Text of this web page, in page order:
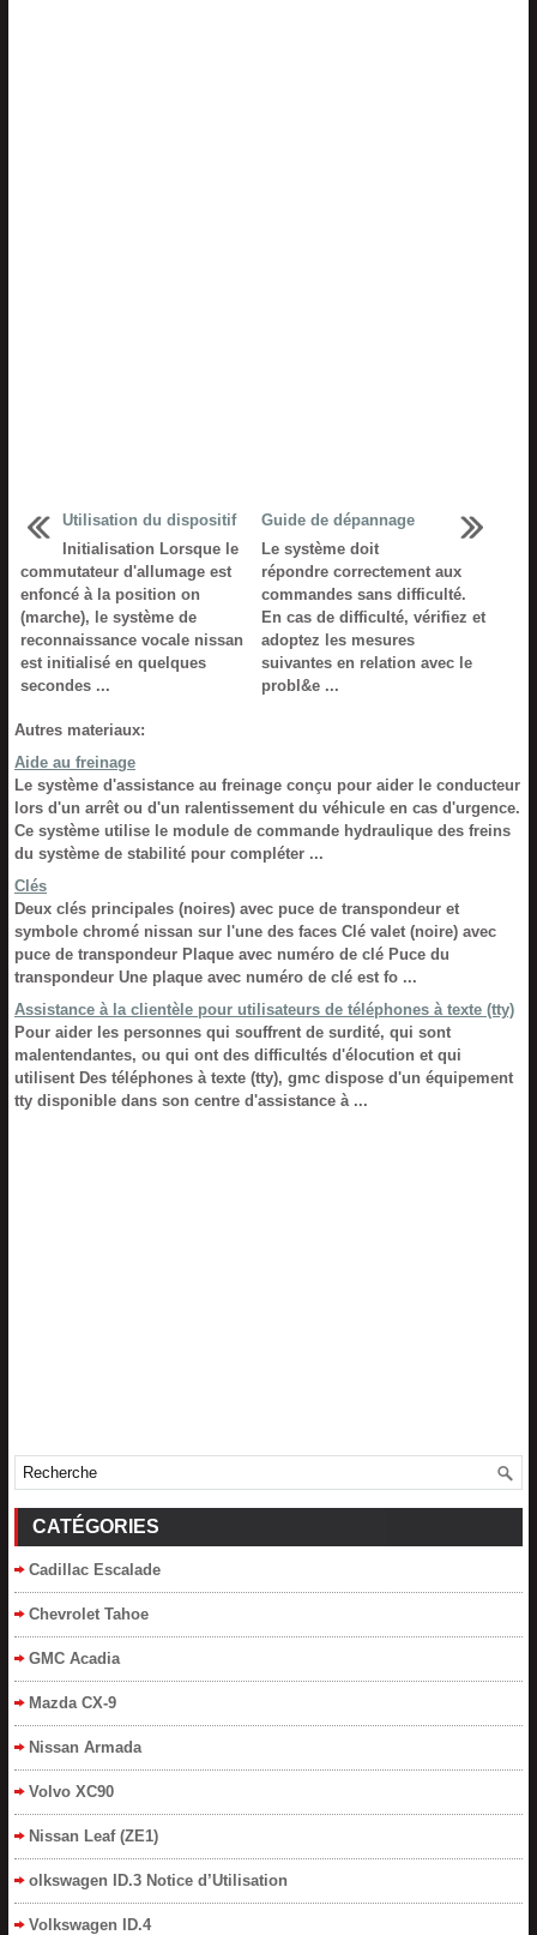
Utilisation du dispositif
Initialisation Lorsque le
commutateur d'allumage est
enfoncé à la position on
(marche), le système de
reconnaissance vocale nissan
est initialisé en quelques
secondes ...
Guide de dépannage
Le système doit
répondre correctement aux
commandes sans difficulté.
En cas de difficulté, vérifiez et
adoptez les mesures
suivantes en relation avec le
probl&e ...
Autres materiaux:
Aide au freinage
Le système d'assistance au freinage conçu pour aider le conducteur
lors d'un arrêt ou d'un ralentissement du véhicule en cas d'urgence.
Ce système utilise le module de commande hydraulique des freins
du système de stabilité pour compléter ...
Clés
Deux clés principales (noires) avec puce de transpondeur et
symbole chromé nissan sur l'une des faces Clé valet (noire) avec
puce de transpondeur Plaque avec numéro de clé Puce du
transpondeur Une plaque avec numéro de clé est fo ...
Assistance à la clientèle pour utilisateurs de téléphones à texte (tty)
Pour aider les personnes qui souffrent de surdité, qui sont
malentendantes, ou qui ont des difficultés d'élocution et qui
utilisent Des téléphones à texte (tty), gmc dispose d'un équipement
tty disponible dans son centre d'assistance à ...
CATÉGORIES
Cadillac Escalade
Chevrolet Tahoe
GMC Acadia
Mazda CX-9
Nissan Armada
Volvo XC90
Nissan Leaf (ZE1)
olkswagen ID.3 Notice d’Utilisation
Volkswagen ID.4